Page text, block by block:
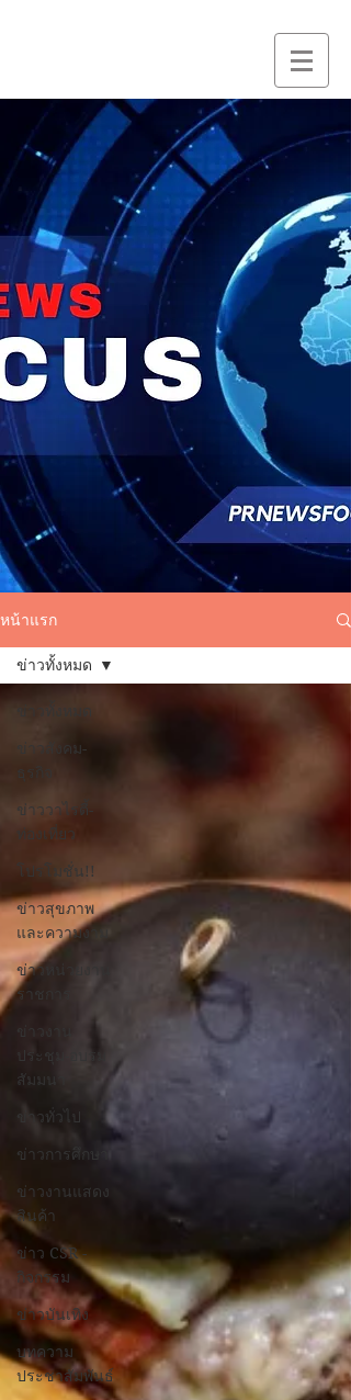
หน้าแรก
ข่าวทั้งหมด
ข่าวสังคม-
ธุรกิจ
ข่าววาไรตี้-
ท่องเที่ยว
โปรโมชั่น!!
ข่าวสุขภาพ
และความงาม
ข่าวหน่วยงาน
ราชการ
ประชุม-อบรม
สัมมนา
ข่าวทั่วไป
ข่าวการศึกษา
ข่าวงานแสดง
สินค้า
ข่าว CSR -
กิจกรรม
ข่าวบันเทิง
บทความ
ประชาสัมพันธ์
ข่าวทั้งหมด